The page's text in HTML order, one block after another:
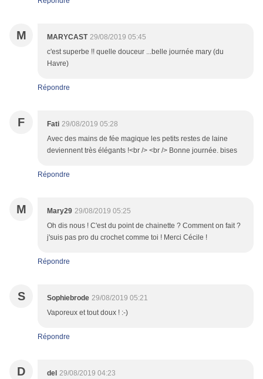
M MARYCAST 29/08/2019 05:45
c'est superbe !! quelle douceur ...belle journée mary (du
Havre)
Répondre
F Fati 29/08/2019 05:28
Avec des mains de fée magique les petits restes de laine
deviennent très élégants !<br /> <br /> Bonne journée. bises
Répondre
M Mary29 29/08/2019 05:25
Oh dis nous ! C'est du point de chainette ? Comment on fait ?
j'suis pas pro du crochet comme toi ! Merci Cécile !
Répondre
S Sophiebrode 29/08/2019 05:21
Vaporeux et tout doux ! :-)
Répondre
D del 29/08/2019 04:23